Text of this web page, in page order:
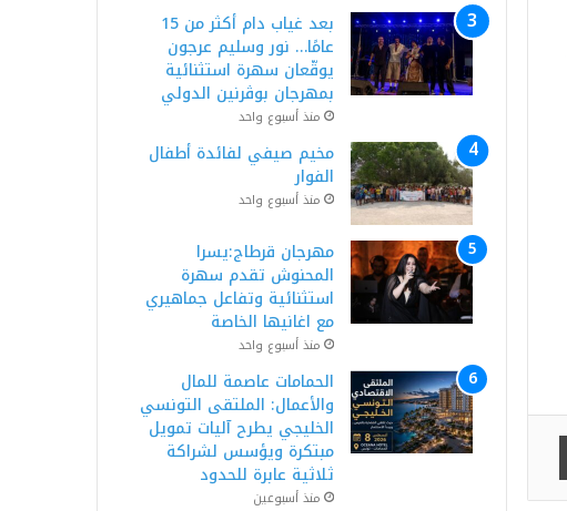
طباعة
بعد غياب دام أكثر من 15
عامًا… نور وسليم عرجون
يوقّعان سهرة استثنائية
بمهرجان بوڨرنين الدولي
منذ أسبوع واحد
مخيم صيفي لفائدة أطفال
الفوار
منذ أسبوع واحد
مهرجان قرطاج:يسرا
المحنوش تقدم سهرة
استثنائية وتفاعل جماهيري
مع اغانيها الخاصة
منذ أسبوع واحد
الحمامات عاصمة للمال
والأعمال: الملتقى التونسي
الخليجي يطرح آليات تمويل
مبتكرة ويؤسس لشراكة
ثلاثية عابرة للحدود
منذ أسبوعين